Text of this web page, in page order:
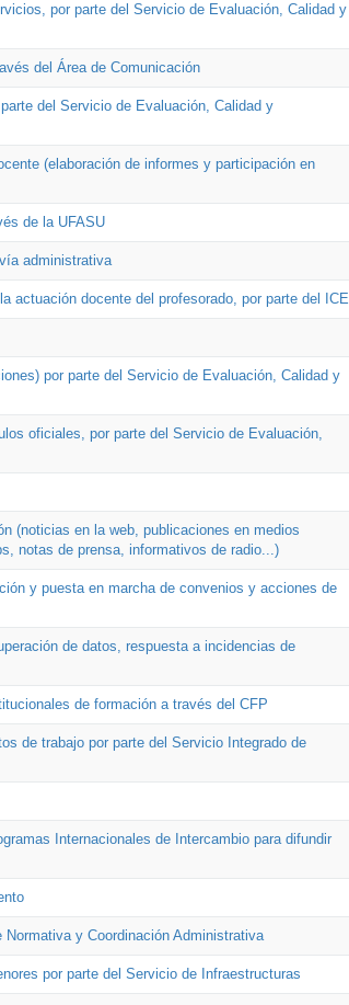
por parte del Servicio de Evaluación, Calidad y
del Área de Comunicación
del Servicio de Evaluación, Calidad y
(elaboración de informes y participación en
de la UFASU
administrativa
actuación docente del profesorado, por parte del ICE
por parte del Servicio de Evaluación, Calidad y
oficiales, por parte del Servicio de Evaluación,
(noticias en la web, publicaciones en medios
notas de prensa, informativos de radio...)
y puesta en marcha de convenios y acciones de
de datos, respuesta a incidencias de
de formación a través del CFP
de trabajo por parte del Servicio Integrado de
Internacionales de Intercambio para difundir
y Coordinación Administrativa
por parte del Servicio de Infraestructuras